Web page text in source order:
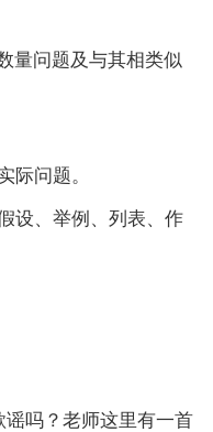
量问题及与其相类似
际问题。
设、举例、列表、作
吗？老师这里有一首